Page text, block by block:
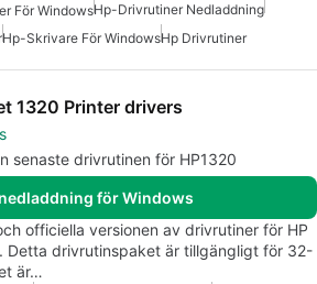
För WindowsHp-Drivrutiner Nedladdning
Hp-Skrivare För WindowsHp Drivrutiner
1320 Printer drivers
senaste drivrutinen för HP1320
för Windows
officiella versionen av drivrutiner för HP
Detta drivrutinspaket är tillgängligt för 32-
är…